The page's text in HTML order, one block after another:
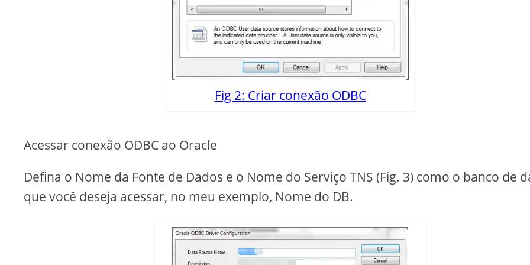
Fig 2: Criar conexão ODBC
Acessar conexão ODBC ao Oracle
Defina o Nome da Fonte de Dados e o Nome do Serviço TNS (Fig. 3) como o banco de
que você deseja acessar, no meu exemplo, Nome do DB.